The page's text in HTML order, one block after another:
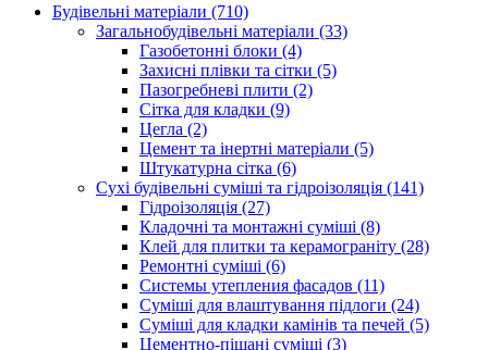
Будівельні матеріали (710)
Загальнобудівельні матеріали (33)
Газобетонні блоки (4)
Захисні плівки та сітки (5)
Пазогребневі плити (2)
Сітка для кладки (9)
Цегла (2)
Цемент та інертні матеріали (5)
Штукатурна сітка (6)
Сухі будівельні суміші та гідроізоляція (141)
Гідроізоляція (27)
Кладочні та монтажні суміші (8)
Клей для плитки та керамограніту (28)
Ремонтні суміші (6)
Системы утепления фасадов (11)
Суміші для влаштування підлоги (24)
Суміші для кладки камінів та печей (5)
Цементно-піщані суміші (3)